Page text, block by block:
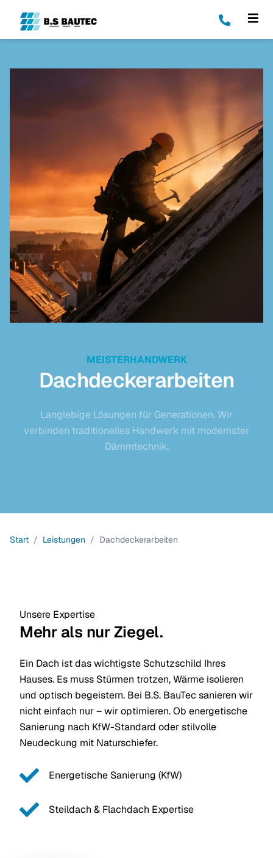
MEISTERHANDWERK
Dachdeckerarbeiten
Langlebige Lösungen für Generationen. Wir
verbinden traditionelles Handwerk mit modernster
Dämmtechnik.
Start Leistungen Dachdeckerarbeiten
Unsere Expertise
Mehr als nur Ziegel.
Ein Dach ist das wichtigste Schutzschild Ihres
Hauses. Es muss Stürmen trotzen, Wärme isolieren
und optisch begeistern. Bei B.S. BauTec sanieren wir
nicht einfach nur – wir optimieren. Ob energetische
Sanierung nach KfW-Standard oder stilvolle
Neudeckung mit Naturschiefer.
Energetische Sanierung (KfW)
Steildach & Flachdach Expertise